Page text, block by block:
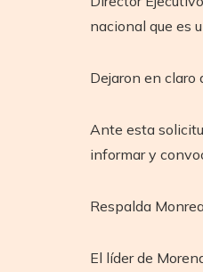
nacional que es
Dejaron en claro
Ante esta
informar y
Respalda
El líder de